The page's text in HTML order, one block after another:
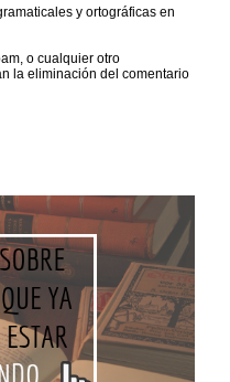
y ortográficas en
o cualquier otro
la eliminación del comentario